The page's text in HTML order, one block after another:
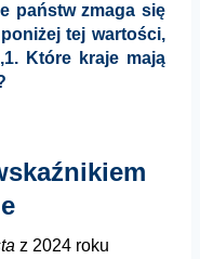
państw zmaga się
tej wartości,
Które kraje mają
z 2024 roku